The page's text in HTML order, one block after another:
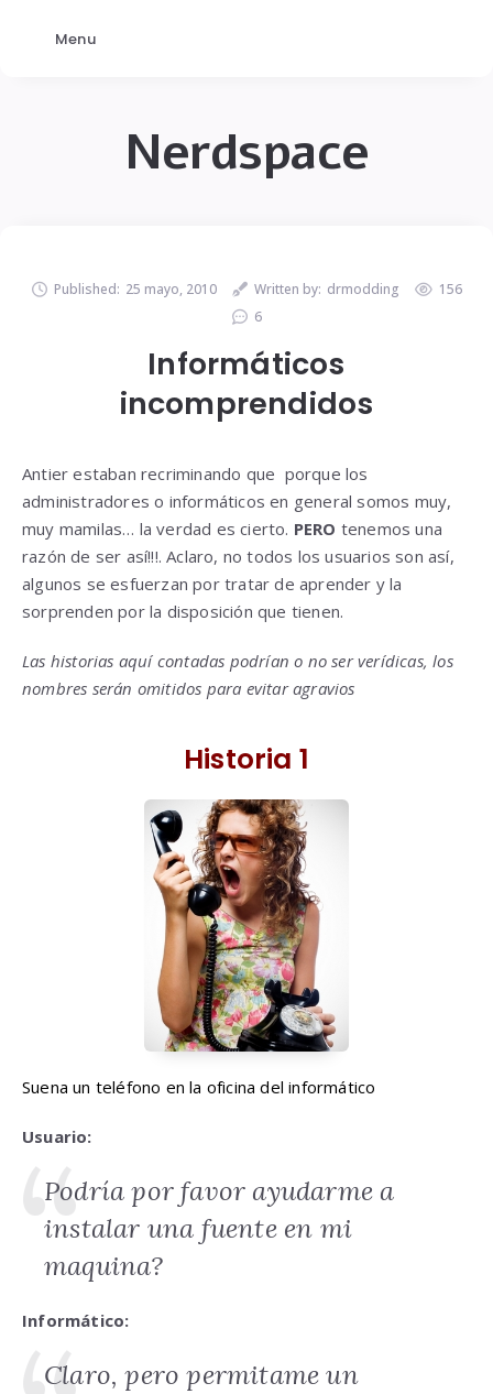
Nerdspace
Published: 25 mayo, 2010 Written by: drmodding
156
6
Informáticos
incomprendidos
Antier estaban recriminando que porque los
administradores o informáticos en general somos muy,
muy mamilas… la verdad es cierto. PERO tenemos una
razón de ser así!!!. Aclaro, no todos los usuarios son así,
algunos se esfuerzan por tratar de aprender y la
sorprenden por la disposición que tienen.
Las historias aquí contadas podrían o no ser verídicas, los
nombres serán omitidos para evitar agravios
Historia 1
Suena un teléfono en la oficina del informático
Usuario:
Podría por favor ayudarme a
instalar una fuente en mi
maquina?
Informático:
Claro, pero permitame un
Menu